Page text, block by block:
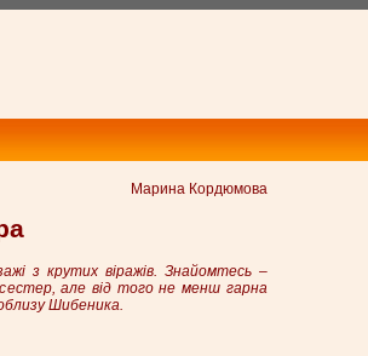
Марина Кордюмова
з крутих віражів. Знайомтесь –
але від того не менш гарна
Шибеника.